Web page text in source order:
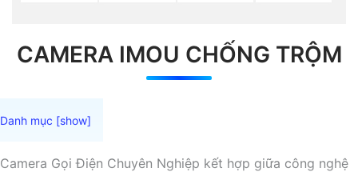
CAMERA IMOU CHỐNG TRỘM
Camera Gọi Điện Chuyên Nghiệp kết hợp giữa công nghệ